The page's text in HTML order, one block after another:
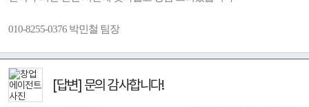
010-8255-0376 박민철 팀장
[답변] 문의 감사합니다!